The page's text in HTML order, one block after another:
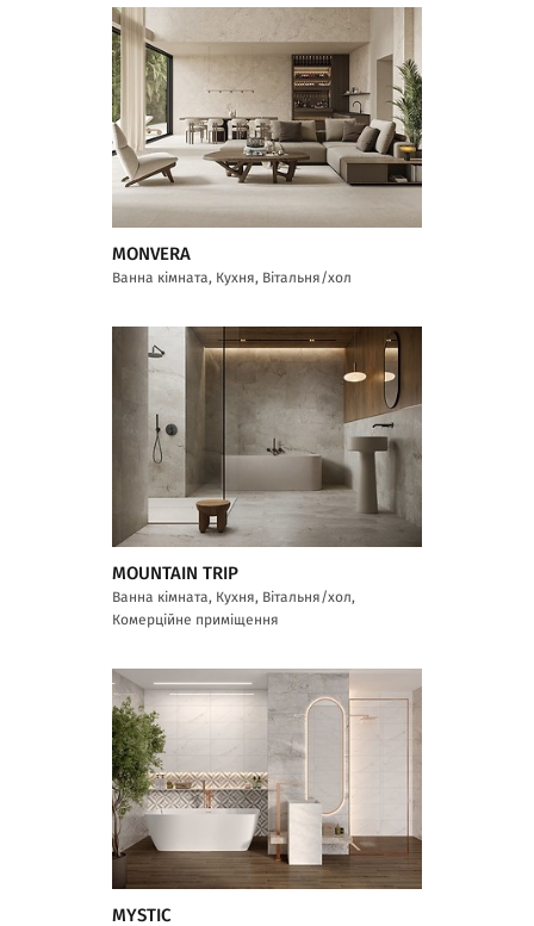
MONVERA
Ванна кімната, Кухня, Вітальня/хол
MOUNTAIN TRIP
Ванна кімната, Кухня, Вітальня/хол,
Комерційне приміщення
MYSTIC